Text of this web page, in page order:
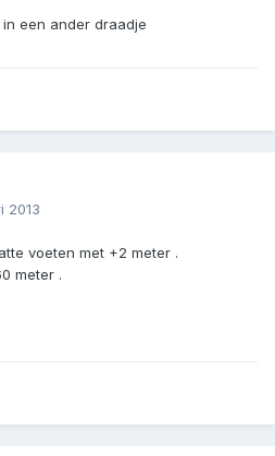
een ander draadje
2013
voeten met +2 meter .
meter .